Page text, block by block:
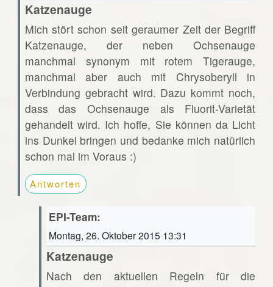
Katzenauge
Mich stört schon seit geraumer Zeit der Begriff
Katzenauge, der neben Ochsenauge
manchmal synonym mit rotem Tigerauge,
manchmal aber auch mit Chrysoberyll in
Verbindung gebracht wird. Dazu kommt noch,
dass das Ochsenauge als Fluorit-Varietät
gehandelt wird. Ich hoffe, Sie können da Licht
ins Dunkel bringen und bedanke mich natürlich
schon mal im Voraus :)
Antworten
EPI-Team:
Montag, 26. Oktober 2015 13:31
Katzenauge
Nach den aktuellen Regeln für die